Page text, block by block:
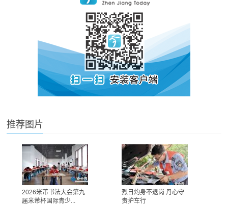
推荐图片
2026米芾书法大会第九
届米芾杯国际青少...
烈日灼身不退岗 丹心守
责护车行